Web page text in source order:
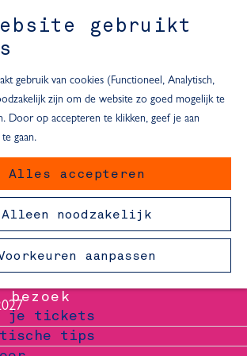
gebruikt
gebruik van cookies (Functioneel, Analytisch,
zijn om de website zo goed mogelijk te
Door op accepteren te klikken, geef je aan
gaan.
Alles accepteren
Alleen noodzakelijk
aanpassen
voor een dagje Delft
naar het strand
in de omgeving van Delft
see attracties in de buurt
slapen
in Delft
in Delft
in Delft
in Delft
je tickets
tips
DCHAR -